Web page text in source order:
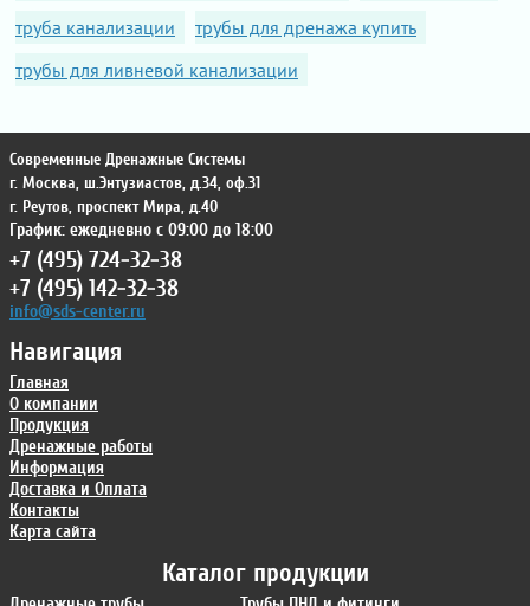
труба канализации
трубы для дренажа купить
трубы для ливневой канализации
Каталог продукции
Навигация
Главная
О компании
Продукция
Дренажные работы
Информация
Доставка и Оплата
Контакты
Карта сайта
Современные Дренажные Системы
г. Москва, ш.Энтузиастов, д.34, оф.31
г. Реутов, проспект Мира, д.40
График: ежедневно с 09:00 до 18:00
+7 (495) 724-32-38
+7 (495) 142-32-38
info@sds-center.ru